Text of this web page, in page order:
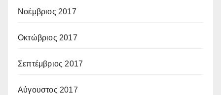
Νοέμβριος 2017
Οκτώβριος 2017
Σεπτέμβριος 2017
Αύγουστος 2017